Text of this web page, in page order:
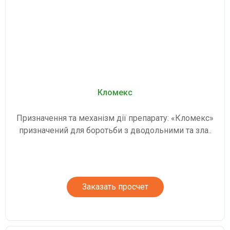
Кломекс
Призначення та механізм дії препарату: «Кломекс»
призначений для боротьби з дводольними та зла..
Заказать просчет